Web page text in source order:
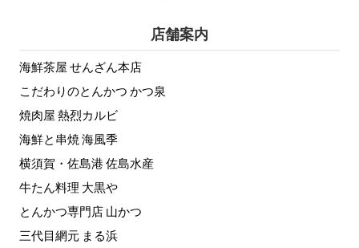
店舗案内
海鮮茶屋 せんざん本店
こだわりのとんかつ かつ泉
焼肉屋 熱烈カルビ
海鮮と串焼 海風季
横須賀・佐島港 佐島水産
牛たん料理 大黒や
とんかつ専門店 山かつ
三代目網元 まる浜